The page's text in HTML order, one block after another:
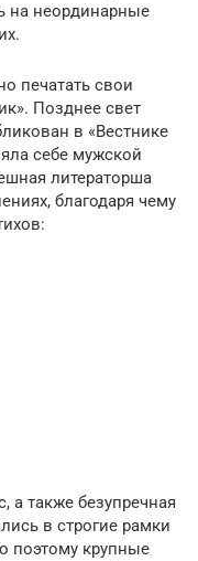
на неординарные
печатать свои
Позднее свет
в «Вестнике
себе мужской
литераторша
благодаря чему
а также безупречная
в строгие рамки
поэтому крупные